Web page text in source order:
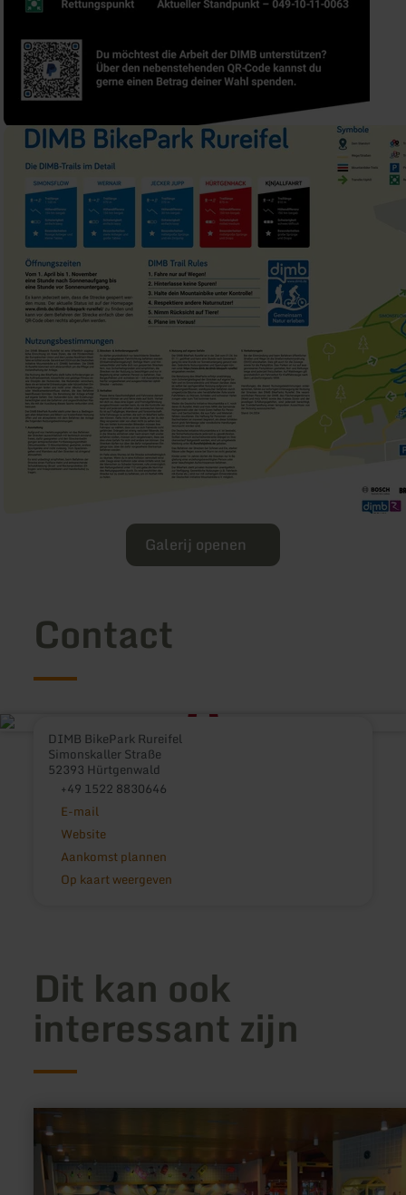
Galerij openen
Contact
DIMB BikePark Rureifel
Simonskaller Straße
52393 Hürtgenwald
+49 1522 8830646
E-mail
Website
Aankomst plannen
Op kaart weergeven
Dit kan ook
interessant zijn
meer
informatie
over:
Freizeitbad
Prüm
(Hallenbad)